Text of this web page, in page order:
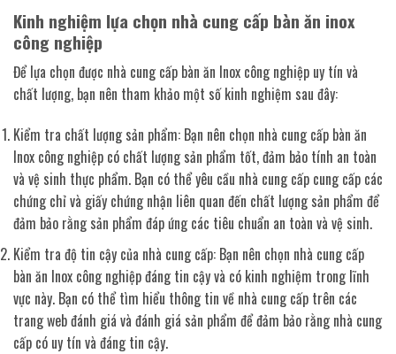
Kinh nghiệm lựa chọn nhà cung cấp bàn ăn inox
công nghiệp
Để lựa chọn được nhà cung cấp bàn ăn Inox công nghiệp uy tín và
chất lượng, bạn nên tham khảo một số kinh nghiệm sau đây:
Kiểm tra chất lượng sản phẩm: Bạn nên chọn nhà cung cấp bàn ăn
Inox công nghiệp có chất lượng sản phẩm tốt, đảm bảo tính an toàn
và vệ sinh thực phẩm. Bạn có thể yêu cầu nhà cung cấp cung cấp các
chứng chỉ và giấy chứng nhận liên quan đến chất lượng sản phẩm để
đảm bảo rằng sản phẩm đáp ứng các tiêu chuẩn an toàn và vệ sinh.
Kiểm tra độ tin cậy của nhà cung cấp: Bạn nên chọn nhà cung cấp
bàn ăn Inox công nghiệp đáng tin cậy và có kinh nghiệm trong lĩnh
vực này. Bạn có thể tìm hiểu thông tin về nhà cung cấp trên các
trang web đánh giá và đánh giá sản phẩm để đảm bảo rằng nhà cung
cấp có uy tín và đáng tin cậy.